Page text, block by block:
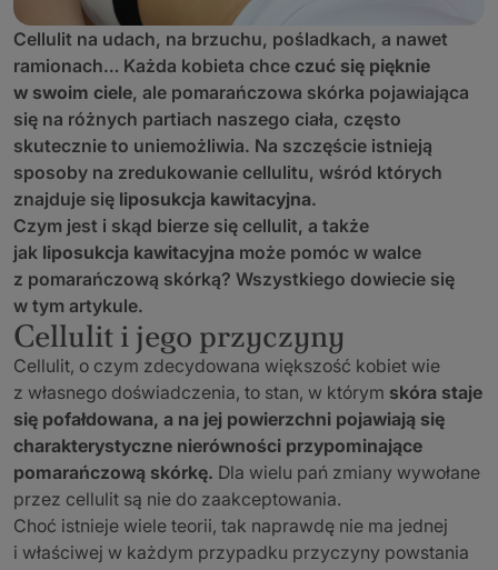
Cellulit na udach, na brzuchu, pośladkach, a nawet
ramionach… Każda kobieta chce czuć się pięknie
w swoim ciele, ale pomarańczowa skórka pojawiająca
się na różnych partiach naszego ciała, często
skutecznie to uniemożliwia. Na szczęście istnieją
sposoby na zredukowanie cellulitu, wśród których
znajduje się liposukcja kawitacyjna.
Czym jest i skąd bierze się cellulit, a także
jak liposukcja kawitacyjna może pomóc w walce
z pomarańczową skórką? Wszystkiego dowiecie się
w tym artykule.
Cellulit i jego przyczyny
Cellulit, o czym zdecydowana większość kobiet wie
z własnego doświadczenia, to stan, w którym skóra staje
się pofałdowana, a na jej powierzchni pojawiają się
charakterystyczne nierówności przypominające
pomarańczową skórkę. Dla wielu pań zmiany wywołane
przez cellulit są nie do zaakceptowania.
Choć istnieje wiele teorii, tak naprawdę nie ma jednej
i właściwej w każdym przypadku przyczyny powstania